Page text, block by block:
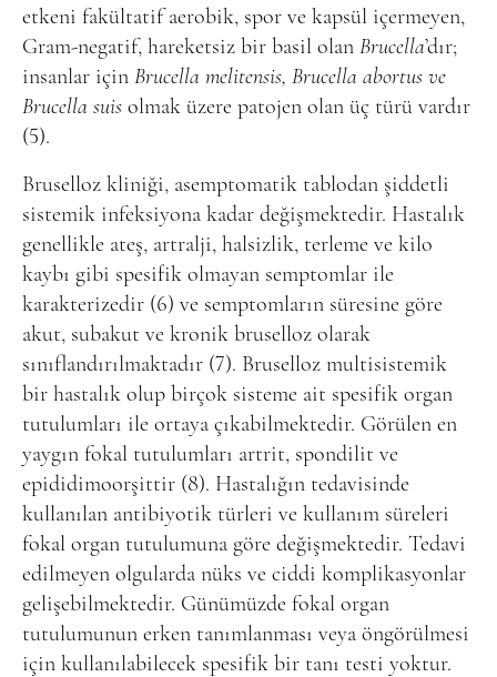
etkeni fakültatif aerobik, spor ve kapsül içermeyen,
Gram-negatif, hareketsiz bir basil olan Brucella’dır;
insanlar için Brucella melitensis, Brucella abortus ve
Brucella suis olmak üzere patojen olan üç türü vardır
(5).
Bruselloz kliniği, asemptomatik tablodan şiddetli
sistemik infeksiyona kadar değişmektedir. Hastalık
genellikle ateş, artralji, halsizlik, terleme ve kilo
kaybı gibi spesifik olmayan semptomlar ile
karakterizedir (6) ve semptomların süresine göre
akut, subakut ve kronik bruselloz olarak
sınıflandırılmaktadır (7). Bruselloz multisistemik
bir hastalık olup birçok sisteme ait spesifik organ
tutulumları ile ortaya çıkabilmektedir. Görülen en
yaygın fokal tutulumları artrit, spondilit ve
epididimoorşittir (8). Hastalığın tedavisinde
kullanılan antibiyotik türleri ve kullanım süreleri
fokal organ tutulumuna göre değişmektedir. Tedavi
edilmeyen olgularda nüks ve ciddi komplikasyonlar
gelişebilmektedir. Günümüzde fokal organ
tutulumunun erken tanımlanması veya öngörülmesi
için kullanılabilecek spesifik bir tanı testi yoktur.